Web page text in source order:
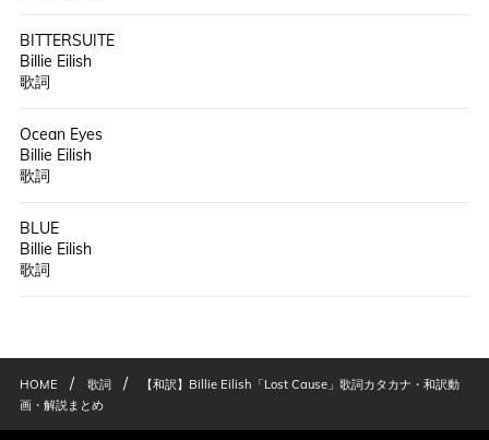
BITTERSUITE
Billie Eilish
歌詞
Ocean Eyes
Billie Eilish
歌詞
BLUE
Billie Eilish
歌詞
HOME / 歌詞 /
【和訳】Billie Eilish「Lost Cause」歌詞カタカナ・和訳動
画・解説まとめ